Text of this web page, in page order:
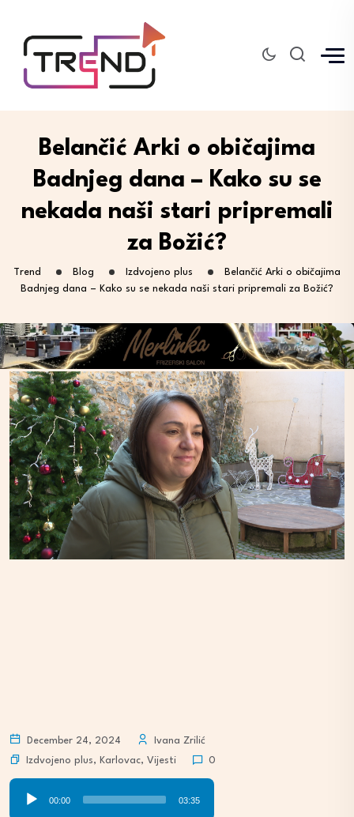
Belančić Arki o običajima
Badnjeg dana – Kako su se
nekada naši stari pripremali
za Božić?
Trend Blog Izdvojeno plus
Belančić Arki o običajima
Badnjeg dana – Kako su se nekada naši stari pripremali za Božić?
December 24, 2024
Ivana Zrilić
Izdvojeno plus, Karlovac, Vijesti 0
00:00 03:35